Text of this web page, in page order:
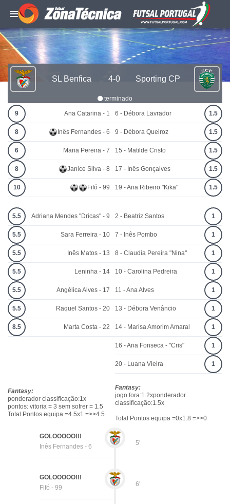
SL Benfica 4-0 Sporting CP
terminado
9 Ana Catarina - 1
8 Inês Fernandes - 6
6 Maria Pereira - 7
8 Janice Silva - 8
10 Fifó - 99
6 - Débora Lavrador 1.5
9 - Débora Queiroz 1.5
15 - Matilde Cristo 1.5
17 - Inês Gonçalves 1.5
19 - Ana Ribeiro "Kika" 1.5
5.5 Adriana Mendes "Dricas" - 9
5.5 Sara Ferreira - 10
5.5 Inês Matos - 13
5.5 Leninha - 14
5.5 Angélica Alves - 17
5.5 Raquel Santos - 20
8.5 Marta Costa - 22
2 - Beatriz Santos 1
7 - Inês Pombo 1
8 - Claudia Pereira "Nina" 1
10 - Carolina Pedreira 1
11 - Ana Alves 1
13 - Débora Venâncio 1
14 - Marisa Amorim Amaral 1
16 - Ana Fonseca - "Cris" 1
20 - Luana Vieira 1
Fantasy:
ponderador classificação:1x
pontos: vitoria = 3 sem sofrer = 1.5
Total Pontos equipa =4.5x1 =>>4.5
Fantasy:
jogo fora:1.2xponderador
classificação:1.5x
Total Pontos equipa =0x1.8 =>>0
5'
GOLOOOOO!!!
Inês Fernandes - 6
6'
GOLOOOOO!!!
Fifó - 99